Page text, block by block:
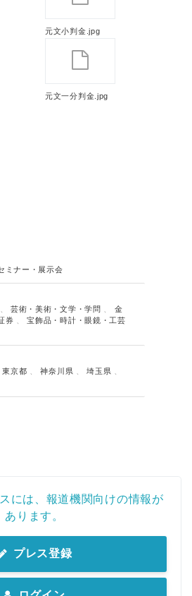
元文小判金.jpg
元文一分判金.jpg
ミナー・展示会
芸術・美術・文学・学問
金
券
、宝飾品・時計・眼鏡・工芸
東京都 、神奈川県 、埼玉県
には、報道機関向けの情報が
あります。
プレス登録